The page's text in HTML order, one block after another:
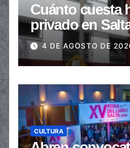
Cuánto cuesta
privado en
de $110.000 a
4 DE AGOSTO DE
CULTURA